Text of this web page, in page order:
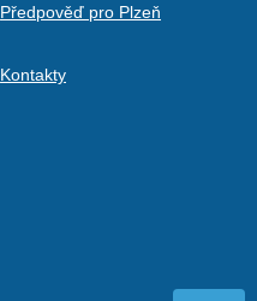
Předpověď pro Plzeň
Kontakty